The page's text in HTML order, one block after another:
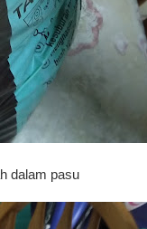
dalam pasu